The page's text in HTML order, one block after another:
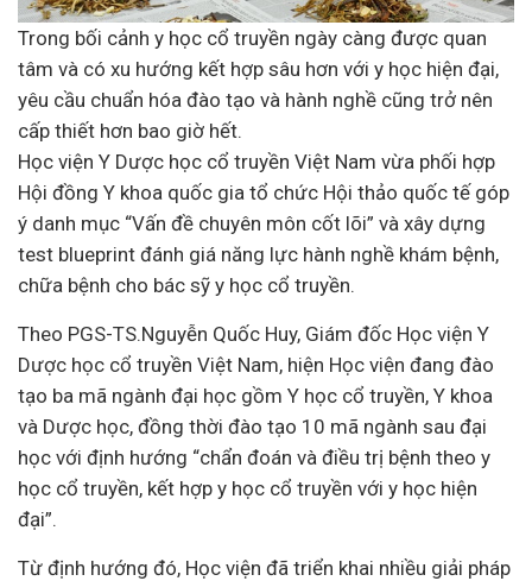
Trong bối cảnh y học cổ truyền ngày càng được quan
tâm và có xu hướng kết hợp sâu hơn với y học hiện đại,
yêu cầu chuẩn hóa đào tạo và hành nghề cũng trở nên
cấp thiết hơn bao giờ hết.
Học viện Y Dược học cổ truyền Việt Nam vừa phối hợp
Hội đồng Y khoa quốc gia tổ chức Hội thảo quốc tế góp
ý danh mục “Vấn đề chuyên môn cốt lõi” và xây dựng
test blueprint đánh giá năng lực hành nghề khám bệnh,
chữa bệnh cho bác sỹ y học cổ truyền.
Theo PGS-TS.Nguyễn Quốc Huy, Giám đốc Học viện Y
Dược học cổ truyền Việt Nam, hiện Học viện đang đào
tạo ba mã ngành đại học gồm Y học cổ truyền, Y khoa
và Dược học, đồng thời đào tạo 10 mã ngành sau đại
học với định hướng “chẩn đoán và điều trị bệnh theo y
học cổ truyền, kết hợp y học cổ truyền với y học hiện
đại”.
Từ định hướng đó, Học viện đã triển khai nhiều giải pháp